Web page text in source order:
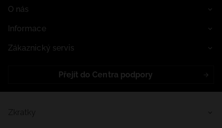
O nás
Informace
Zákaznický servis
Přejít do Centra podpory